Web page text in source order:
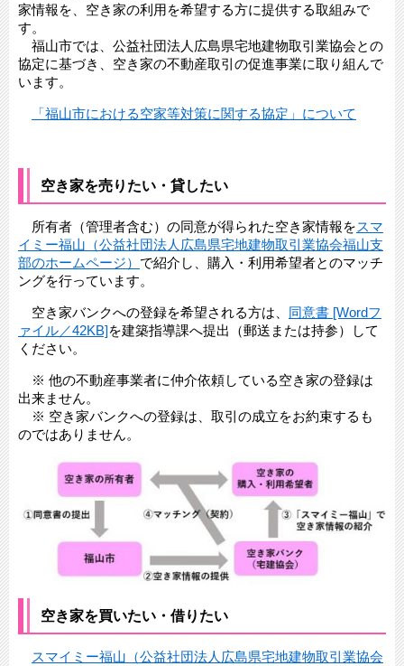
家情報を、空き家の利用を希望する方に提供する取組みで
す。
福山市では、公益社団法人広島県宅地建物取引業協会との
協定に基づき、空き家の不動産取引の促進事業に取り組んで
います。
「福山市における空家等対策に関する協定」について
空き家を売りたい・貸したい
所有者（管理者含む）の同意が得られた空き家情報をスマ
イミー福山（公益社団法人広島県宅地建物取引業協会福山支
部のホームページ） で紹介し、購入・利用希望者とのマッチ
ングを行っています。
空き家バンクへの登録を希望される方は、 同意書 [Wordフ
ァイル／42KB]を建築指導課へ提出（郵送または持参）して
ください。
※ 他の不動産事業者に仲介依頼している空き家の登録は
出来ません。
※ 空き家バンクへの登録は、取引の成立をお約束するも
のではありません。
空き家を買いたい・借りたい
スマイミー福山（公益社団法人広島県宅地建物取引業協会